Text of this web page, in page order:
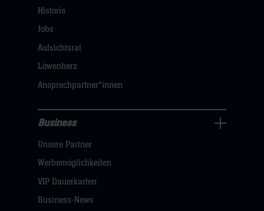
Navigation
öffnen,
hier
Historie
Jobs
Aufsichtsrat
Löwenherz
Ansprechpartner*innen
Navigation
öffnen,
dann
klicken
Business
Unsere Partner
Werbemöglichkeiten
VIP Dauerkarten
Business-News